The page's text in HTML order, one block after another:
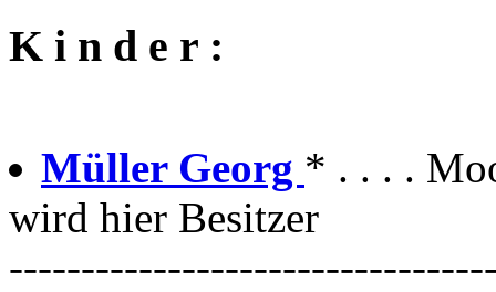
K i n d e r :
Müller Georg * . . . .
wird hier Besitzer